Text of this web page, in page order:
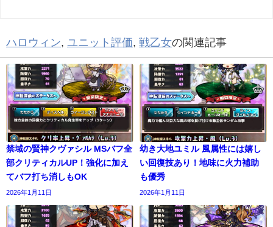
ハロウィン ユニット評価 戦乙女の関連記事
禁域の賢神クヴァシル MSバフ全
部クリティカルUP！強化に加え
てバフ打ち消しもOK
2026年1月11日
幼き大地ユミル 風属性には嬉し
い回復技あり！地味に火力補助
も優秀
2026年1月11日